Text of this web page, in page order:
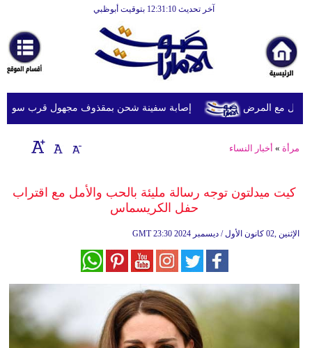
آخر تحديث 12:31:10 بتوقيت أبوظبي
أخبارعاجلة
رياضة
ثقافة
إقتصاد
وموسيقى
وسفر
إصابة سفينة شحن بمقذوف مجهول قرب سواحل مع المرض
مرأة » أخبار النساء
كيت ميدلتون توجه رسالة مليئة بالحب والأمل مع اقتراب
حفل الكريسماس
GMT 23:30 2024 الإثنين ,02 كانون الأول / ديسمبر